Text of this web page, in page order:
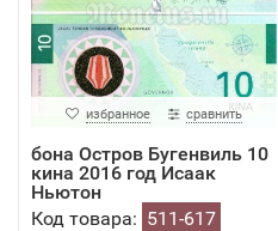
избранное сравнить
бона Остров Бугенвиль 10
кина 2016 год Исаак
Ньютон
Код товара: 511-617